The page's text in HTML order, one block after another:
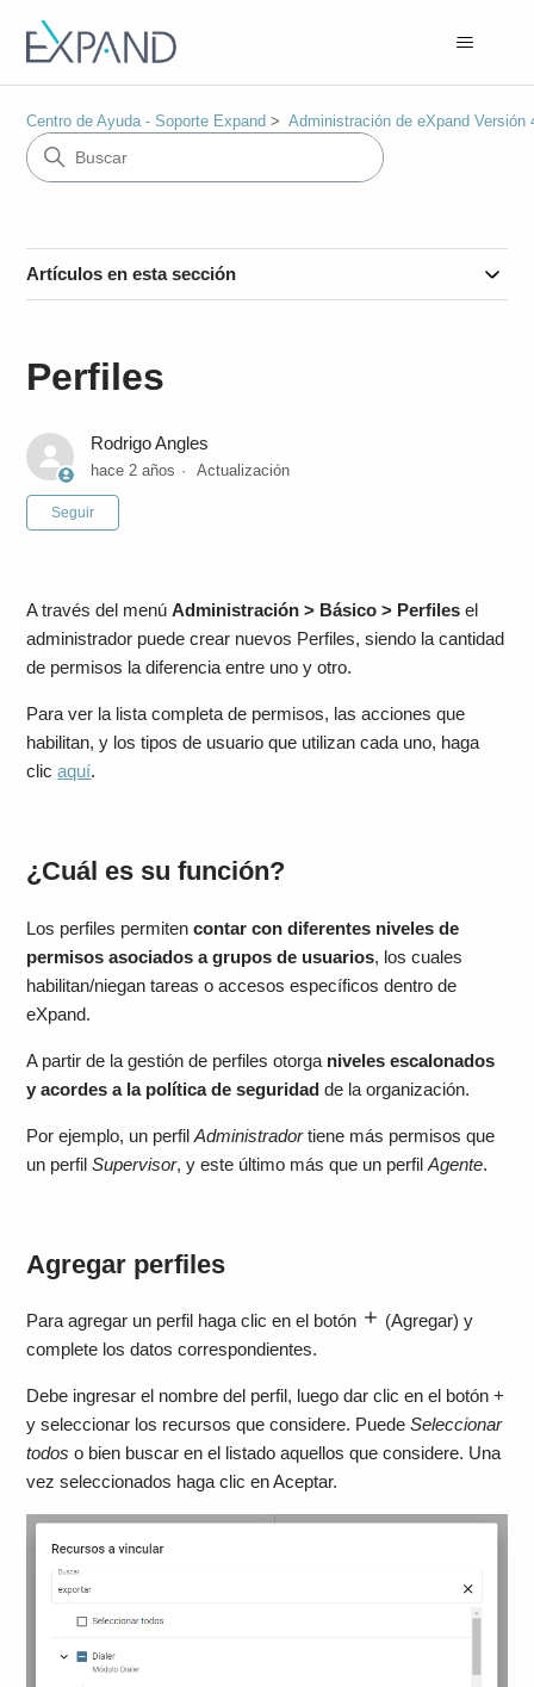
Centro de Ayuda - Soporte Expand Administración de eXpand Versión
Artículos en esta sección
Perfiles
Rodrigo Angles
hace 2 años Actualización
Seguir
A través del menúAdministración > Básico > Perfiles el
administrador puede crear nuevos Perfiles, siendo la cantidad
de permisos la diferencia entre uno y otro.
Para ver la lista completa de permisos, las acciones que
habilitan, y los tipos de usuario que utilizan cada uno, haga
clicaquí.
¿Cuál es su función?
Los perfiles permitencontar con diferentes niveles de
permisos asociados a grupos de usuarios, los cuales
habilitan/niegan tareas o accesos específicos dentro de
eXpand.
A partir de la gestión de perfiles otorga niveles escalonados
y acordes a la política de seguridad de la organización.
Por ejemplo, un perfilAdministradortiene más permisos que
un perfilSupervisor, y este último más que un perfilAgente.
Agregar perfiles
Para agregar un perfil haga clic en el botón (Agregar) y
complete los datos correspondientes.
Debe ingresar el nombre del perfil, luego dar clic en el botón +
y seleccionar los recursos que considere. PuedeSeleccionar
todos o bien buscar en el listado aquellos que considere. Una
vez seleccionados haga clic en Aceptar.